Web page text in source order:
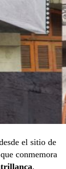
el sitio de
conmemora
.